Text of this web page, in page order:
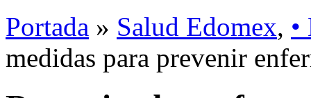
Portada » Salud Edomex, •
medidas para prevenir